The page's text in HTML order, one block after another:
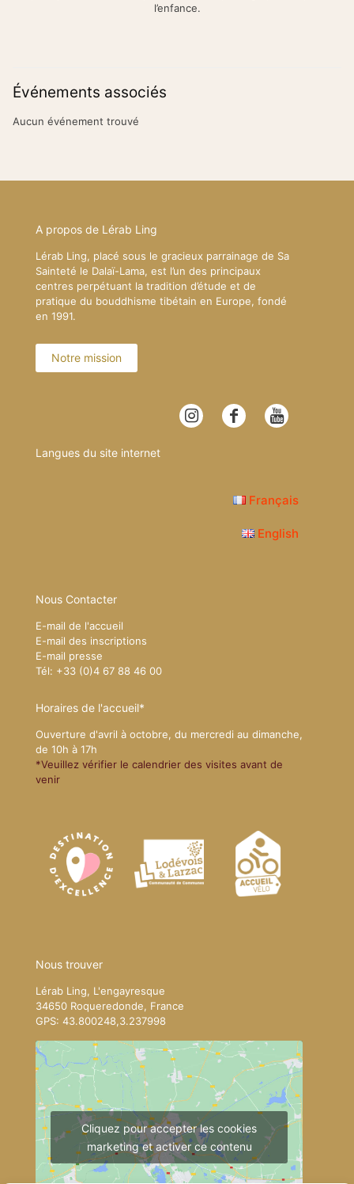
l’enfance.
Événements associés
Aucun événement trouvé
A propos de Lérab Ling
Lérab Ling, placé sous le gracieux parrainage de Sa
Sainteté le Dalaï-Lama, est l’un des principaux
centres perpétuant la tradition d’étude et de
pratique du bouddhisme tibétain en Europe, fondé
en 1991.
Notre mission
Langues du site internet
Français
English
Nous Contacter
E-mail de l'accueil
E-mail des inscriptions
E-mail presse
Tél: +33 (0)4 67 88 46 00
Horaires de l'accueil*
Ouverture d'avril à octobre, du mercredi au dimanche,
de 10h à 17h
*Veuillez vérifier le calendrier des visites avant de
venir
Nous trouver
Lérab Ling, L'engayresque
34650 Roqueredonde, France
GPS: 43.800248,3.237998
Cliquez pour accepter les cookies
marketing et activer ce contenu